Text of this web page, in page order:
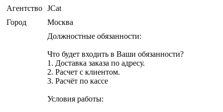
Агентство JCat
Город
Москва
Должностные обязанности:
Что будет входить в Ваши обязанности?
1. Доставка заказа по адресу.
2. Расчет с клиентом.
3. Расчёт по кассе
Условия работы: